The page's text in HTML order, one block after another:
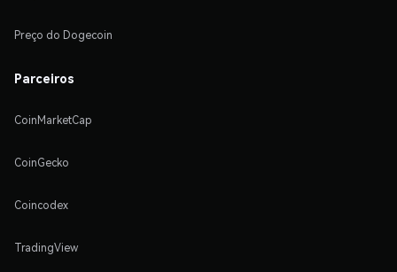
Preço do Dogecoin
Parceiros
CoinMarketCap
CoinGecko
Coincodex
TradingView